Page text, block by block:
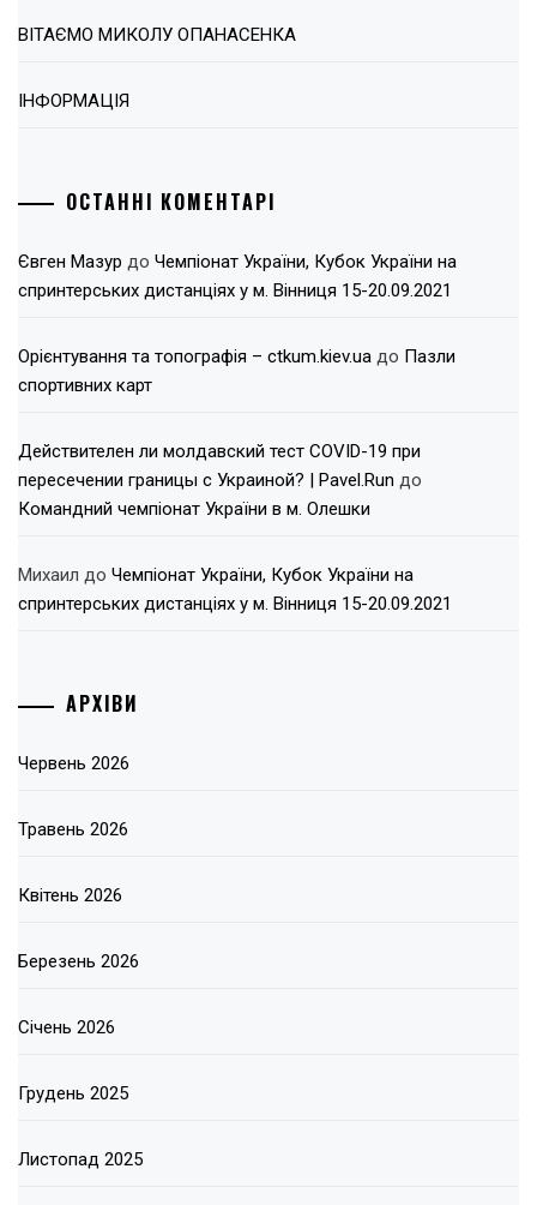
ВІТАЄМО МИКОЛУ ОПАНАСЕНКА
ІНФОРМАЦІЯ
ОСТАННІ КОМЕНТАРІ
Євген Мазур до Чемпіонат України, Кубок України на
спринтерських дистанціях у м. Вінниця 15-20.09.2021
Орієнтування та топографія – ctkum.kiev.ua до Пазли
спортивних карт
Действителен ли молдавский тест COVID-19 при
пересечении границы с Украиной? | Pavel.Run до
Командний чемпіонат України в м. Олешки
Михаил до Чемпіонат України, Кубок України на
спринтерських дистанціях у м. Вінниця 15-20.09.2021
АРХІВИ
Червень 2026
Травень 2026
Квітень 2026
Березень 2026
Січень 2026
Грудень 2025
Листопад 2025